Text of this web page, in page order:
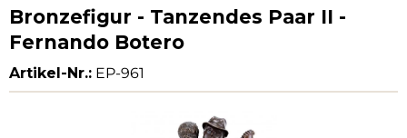
Bronzefigur - Tanzendes Paar II -
Fernando Botero
Artikel-Nr.: EP-961